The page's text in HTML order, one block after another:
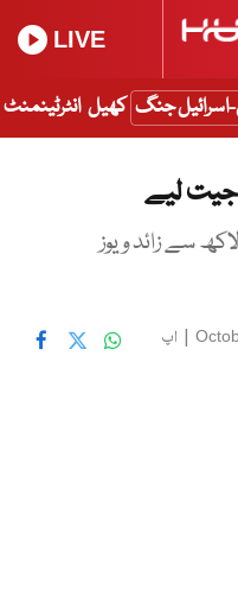
LIVE
اسرائیل جنگ کھیل انٹرٹینمنٹ
جیت لیے
سیریل کی پہلی قسم کو 50 لاکھ سے زائد ویوز
| اپ